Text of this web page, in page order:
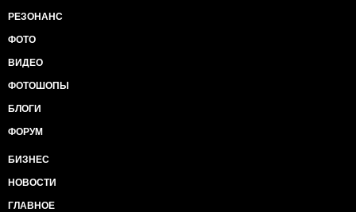
РЕЗОНАНС
ФОТО
ВИДЕО
ФОТОШОПЫ
БЛОГИ
ФОРУМ
БИЗНЕС
НОВОСТИ
ГЛАВНОЕ